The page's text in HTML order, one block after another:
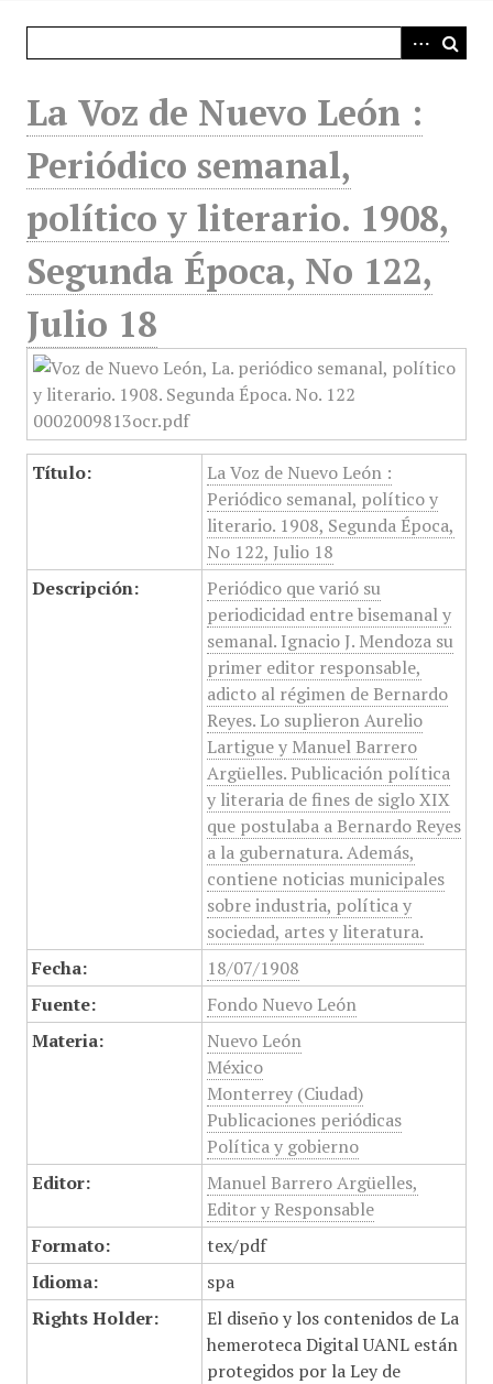
La Voz de Nuevo León :
Periódico semanal,
político y literario. 1908,
Segunda Época, No 122,
Julio 18
Título:
La Voz de Nuevo León :
Periódico semanal, político y
literario. 1908, Segunda Época,
No 122, Julio 18
Descripción:
Periódico que varió su
periodicidad entre bisemanal y
semanal. Ignacio J. Mendoza su
primer editor responsable,
adicto al régimen de Bernardo
Reyes. Lo suplieron Aurelio
Lartigue y Manuel Barrero
Argüelles. Publicación política
y literaria de fines de siglo XIX
que postulaba a Bernardo Reyes
a la gubernatura. Además,
contiene noticias municipales
sobre industria, política y
sociedad, artes y literatura.
Fecha:
18/07/1908
Fuente:
Fondo Nuevo León
Materia:
Nuevo León
México
Monterrey (Ciudad)
Publicaciones periódicas
Política y gobierno
Editor:
Manuel Barrero Argüelles,
Editor y Responsable
Formato:
tex/pdf
Idioma:
spa
Rights Holder:
El diseño y los contenidos de La
hemeroteca Digital UANL están
protegidos por la Ley de